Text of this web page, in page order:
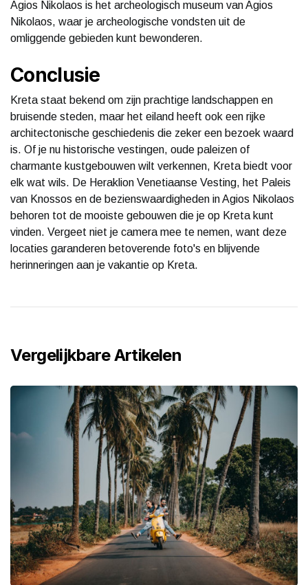
Agios Nikolaos is het archeologisch museum van Agios
Nikolaos, waar je archeologische vondsten uit de
omliggende gebieden kunt bewonderen.
Conclusie
Kreta staat bekend om zijn prachtige landschappen en
bruisende steden, maar het eiland heeft ook een rijke
architectonische geschiedenis die zeker een bezoek waard
is. Of je nu historische vestingen, oude paleizen of
charmante kustgebouwen wilt verkennen, Kreta biedt voor
elk wat wils. De Heraklion Venetiaanse Vesting, het Paleis
van Knossos en de bezienswaardigheden in Agios Nikolaos
behoren tot de mooiste gebouwen die je op Kreta kunt
vinden. Vergeet niet je camera mee te nemen, want deze
locaties garanderen betoverende foto's en blijvende
herinneringen aan je vakantie op Kreta.
Vergelijkbare Artikelen